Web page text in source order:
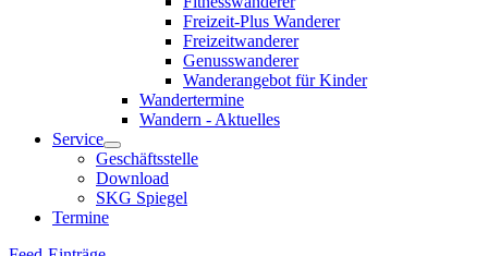
Freizeit-Plus Wanderer
Freizeitwanderer
Genusswanderer
Wanderangebot für Kinder
Wandertermine
Wandern - Aktuelles
Service
Geschäftsstelle
Download
SKG Spiegel
Termine